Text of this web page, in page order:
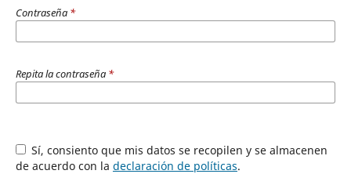
Contraseña *
Repita la contraseña *
Sí, consiento que mis datos se recopilen y se almacenen
de acuerdo con la declaración de políticas.